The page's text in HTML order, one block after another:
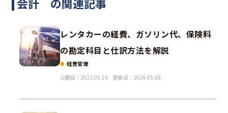
レンタカーの経費、ガソリン代、保険料
の勘定科目と仕訳方法を解説
経費管理
公開日：2023.05.16
更新日：2024.05.08